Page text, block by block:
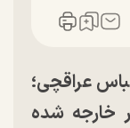
عراقچی؛
خارجه شده